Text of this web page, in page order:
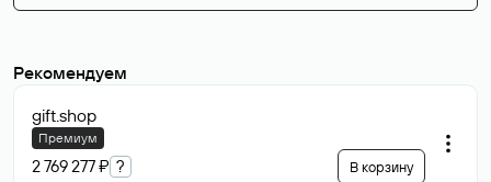
Рекомендуем
gift.shop
Премиум
2 769 277 ₽ ? В корзину